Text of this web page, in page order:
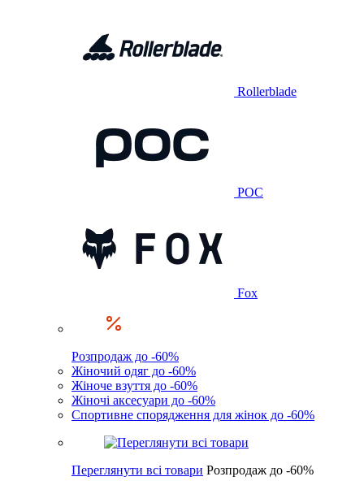
Rollerblade
POC
Fox
Розпродаж до -60%
Жіночий одяг до -60%
Жіноче взуття до -60%
Жіночі аксесуари до -60%
Спортивне спорядження для жінок до -60%
Переглянути всі товари Розпродаж до -60%